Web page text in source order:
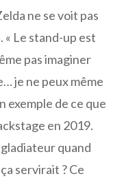
ne se voit pas
« Le stand-up est
pas imaginer
je ne peux même
exemple de ce que
en 2019.
quand
servirait ? Ce